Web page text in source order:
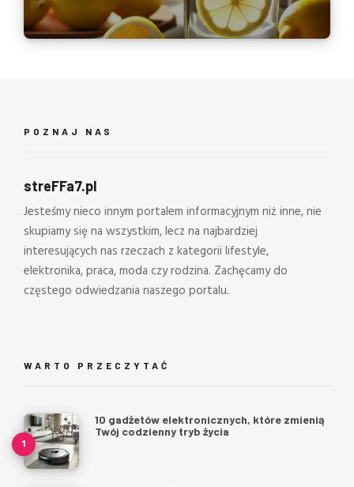
POZNAJ NAS
streFFa7.pl
Jesteśmy nieco innym portalem informacyjnym niż inne, nie
skupiamy się na wszystkim, lecz na najbardziej
interesujących nas rzeczach z kategorii lifestyle,
elektronika, praca, moda czy rodzina. Zachęcamy do
częstego odwiedzania naszego portalu.
WARTO PRZECZYTAĆ
10 gadżetów elektronicznych, które zmienią
Twój codzienny tryb życia